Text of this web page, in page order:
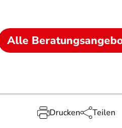
Alle
Drucken Teilen